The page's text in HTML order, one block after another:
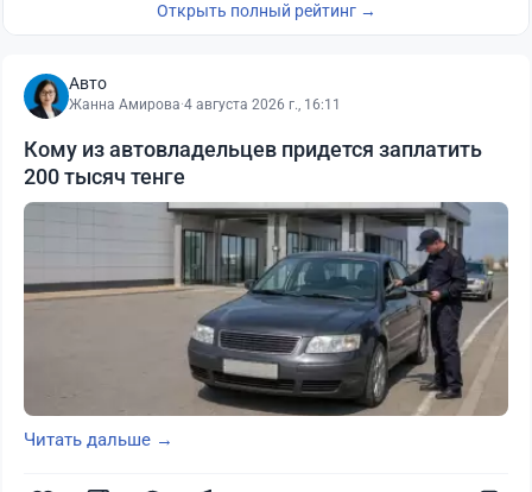
Открыть полный рейтинг →
Авто
Жанна Амирова·4 августа 2026 г., 16:11
Кому из автовладельцев придется заплатить
200 тысяч тенге
Читать дальше →